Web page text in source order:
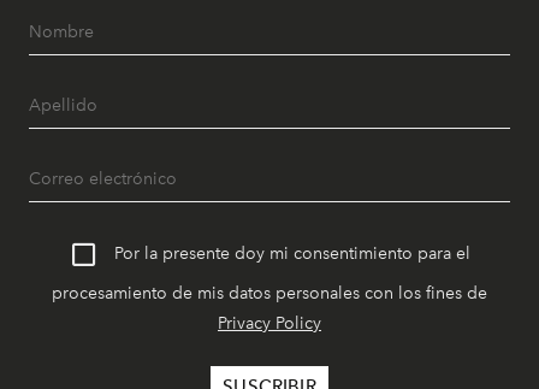
Por la presente doy mi consentimiento para el
procesamiento de mis datos personales con los fines de
Privacy Policy